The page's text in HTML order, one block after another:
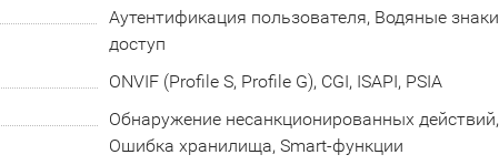
Аутентификация пользователя, Водяные
доступ
ONVIF (Profile S, Profile G), CGI, ISAPI, PSIA
Обнаружение несанкционированных
Ошибка хранилища, Smart-функции